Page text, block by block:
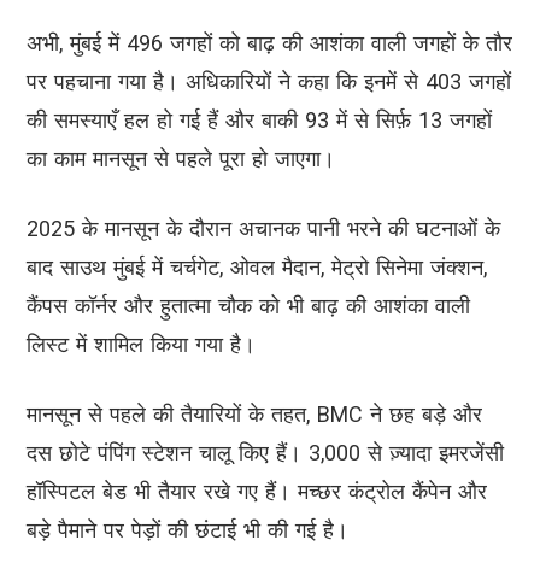
अभी, मुंबई में 496 जगहों को बाढ़ की आशंका वाली जगहों के तौर
पर पहचाना गया है। अधिकारियों ने कहा कि इनमें से 403 जगहों
की समस्याएँ हल हो गई हैं और बाकी 93 में से सिर्फ़ 13 जगहों
का काम मानसून से पहले पूरा हो जाएगा।
2025 के मानसून के दौरान अचानक पानी भरने की घटनाओं के
बाद साउथ मुंबई में चर्चगेट, ओवल मैदान, मेट्रो सिनेमा जंक्शन,
कैंपस कॉर्नर और हुतात्मा चौक को भी बाढ़ की आशंका वाली
लिस्ट में शामिल किया गया है।
मानसून से पहले की तैयारियों के तहत, BMC ने छह बड़े और
दस छोटे पंपिंग स्टेशन चालू किए हैं। 3,000 से ज़्यादा इमरजेंसी
हॉस्पिटल बेड भी तैयार रखे गए हैं। मच्छर कंट्रोल कैंपेन और
बड़े पैमाने पर पेड़ों की छंटाई भी की गई है।